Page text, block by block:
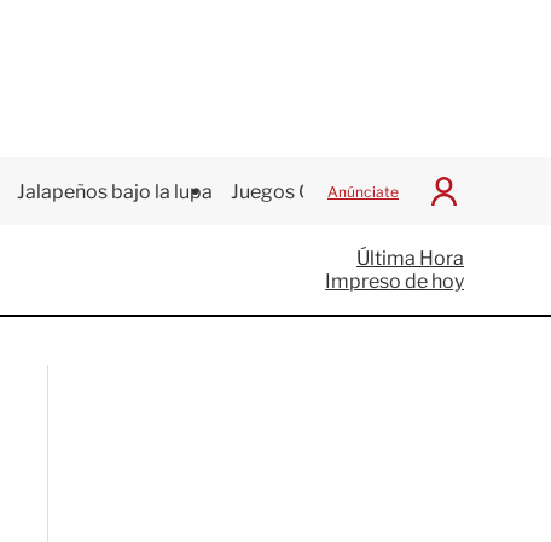
Jalapeños bajo la lupa Juegos Centroamericanos
Anúnciate
I
c
i
a
Última Hora
Impreso de hoy